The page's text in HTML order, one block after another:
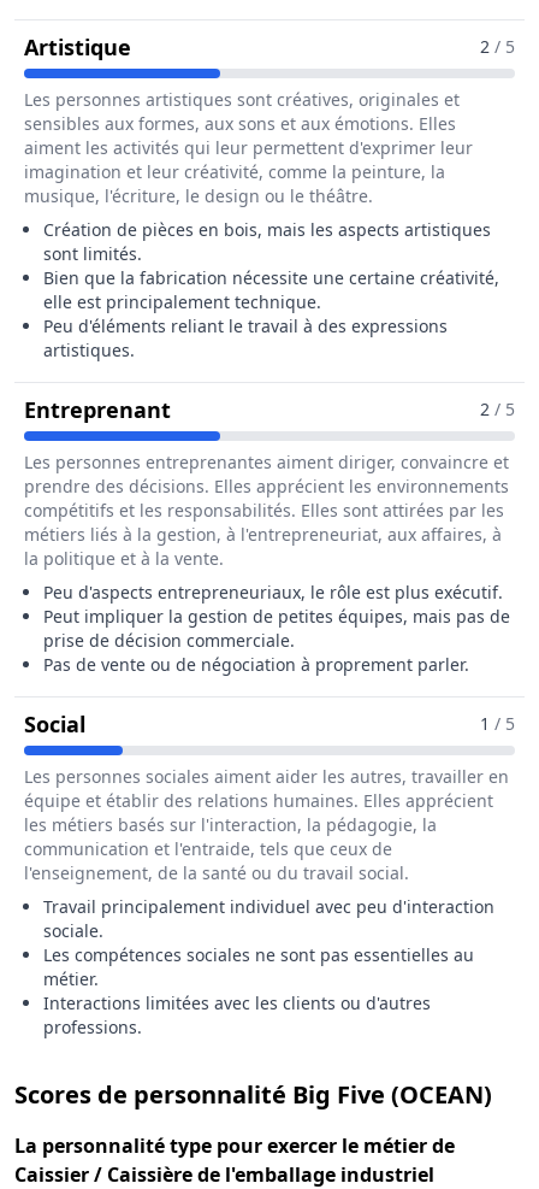
Artistique Pour Le Métier De Caissier / 2 / 5
Les personnes artistiques sont créatives, originales et
sensibles aux formes, aux sons et aux émotions. Elles
aiment les activités qui leur permettent d'exprimer leur
imagination et leur créativité, comme la peinture, la
musique, l'écriture, le design ou le théâtre.
Création de pièces en bois, mais les aspects artistiques
sont limités.
Bien que la fabrication nécessite une certaine créativité,
elle est principalement technique.
Peu d'éléments reliant le travail à des expressions
artistiques.
EntreprenantPour Le Métier De Caissier / 2 / 5
Les personnes entreprenantes aiment diriger, convaincre et
prendre des décisions. Elles apprécient les environnements
compétitifs et les responsabilités. Elles sont attirées par les
métiers liés à la gestion, à l'entrepreneuriat, aux affaires, à
la politique et à la vente.
Peu d'aspects entrepreneuriaux, le rôle est plus exécutif.
Peut impliquer la gestion de petites équipes, mais pas de
prise de décision commerciale.
Pas de vente ou de négociation à proprement parler.
SocialPour Le Métier De Caissier / Caissière De
1 / 5
Les personnes sociales aiment aider les autres, travailler en
équipe et établir des relations humaines. Elles apprécient
les métiers basés sur l'interaction, la pédagogie, la
communication et l'entraide, tels que ceux de
l'enseignement, de la santé ou du travail social.
Travail principalement individuel avec peu d'interaction
sociale.
Les compétences sociales ne sont pas essentielles au
métier.
Interactions limitées avec les clients ou d'autres
professions.
Scores de personnalité Big Five (OCEAN)
La personnalité type pour exercer le métier de
Caissier / Caissière de l'emballage industriel